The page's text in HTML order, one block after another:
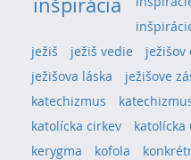
ježiš
ježiš vedie ježišov
ježišova láska
ježišove
katechizmus
katolícka cirkev
katolícka
kerygma
kofola